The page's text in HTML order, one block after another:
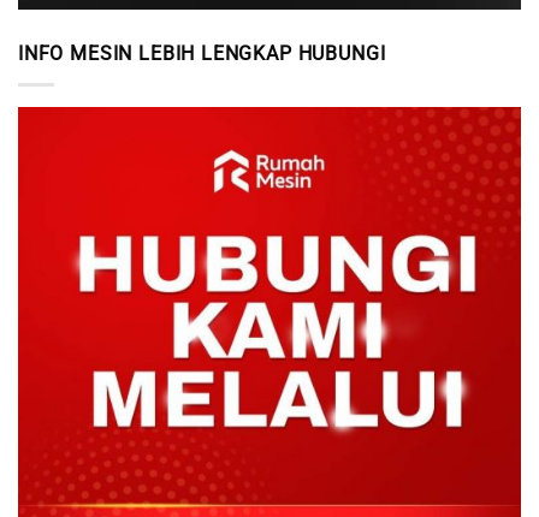
INFO MESIN LEBIH LENGKAP HUBUNGI